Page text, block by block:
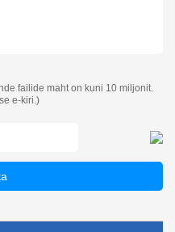
failide maht on kuni 10 miljonit.
e-kiri.)